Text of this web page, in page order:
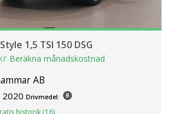
1,5 TSI 150 DSG
Beräkna månadskostnad
AB
2020 Drivmedel:
historik (16)